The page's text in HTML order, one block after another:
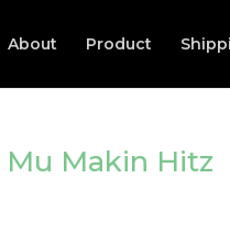
About Product
Makin Hitz